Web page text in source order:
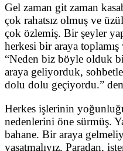
Gel zaman git zaman
çok rahatsız olmuş ve
çok özlemiş. Bir şeyler
herkesi bir araya toplamış
“Neden biz böyle olduk
araya geliyorduk,
dolu dolu geçiyordu.”
Herkes işlerinin
nedenlerini öne sürmüş.
bahane. Bir araya
yaşatmalıyız. Paradan,